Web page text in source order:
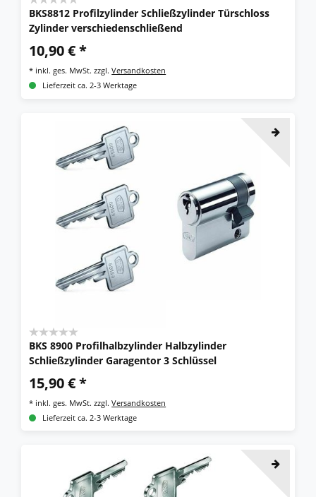
BKS8812 Profilzylinder Schließzylinder Türschloss
Zylinder verschiedenschließend
10,90 € *
* inkl. ges. MwSt. zzgl.Versandkosten
Lieferzeit ca. 2-3 Werktage
BKS 8900 Profilhalbzylinder Halbzylinder
Schließzylinder Garagentor 3 Schlüssel
15,90 € *
* inkl. ges. MwSt. zzgl.Versandkosten
Lieferzeit ca. 2-3 Werktage